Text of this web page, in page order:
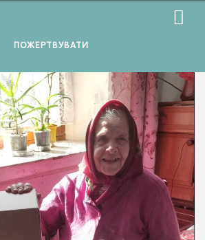
ПОЖЕРТВУВАТИ